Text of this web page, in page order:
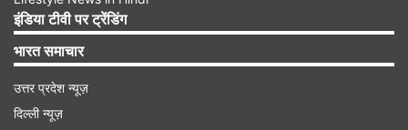
इंडिया टीवी पर ट्रेंडिंग
भारत समाचार
उत्तर प्रदेश न्यूज़
दिल्ली न्यूज़